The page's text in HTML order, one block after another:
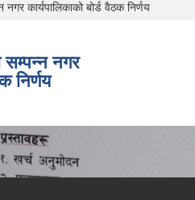
कार्यपालिकाको बोर्ड वैठक निर्णय
नगर
निर्णय